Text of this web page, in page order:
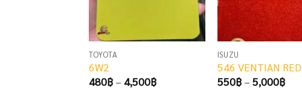
TOYOTA
6W2
480฿ – 4,500฿Price
ISUZU
546 VENTIAN RED
550฿ – 5,000฿Price